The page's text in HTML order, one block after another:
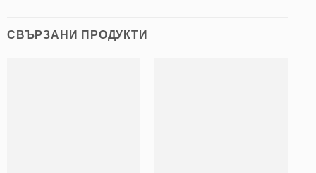
СВЪРЗАНИ ПРОДУКТИ